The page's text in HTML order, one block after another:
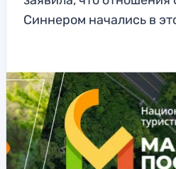
Синнером начались в